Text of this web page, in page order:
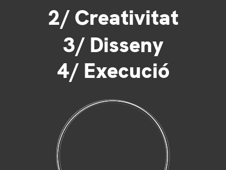
2/ Creativitat
3/ Disseny
4/ Execució